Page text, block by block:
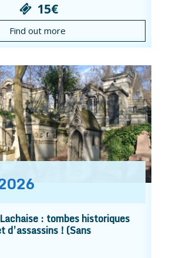
15€
Find out more
: tombes historiques
d’assassins ! (Sans